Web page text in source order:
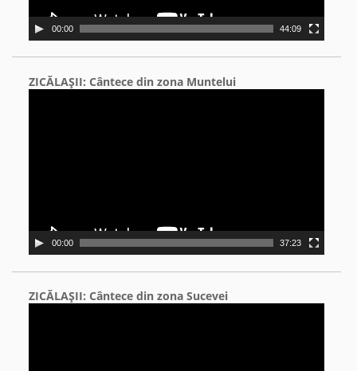
00:00 44:09
ZICĂLAŞII: Cântece din zona Muntelui
00:00 37:23
ZICĂLAŞII: Cântece din zona Sucevei